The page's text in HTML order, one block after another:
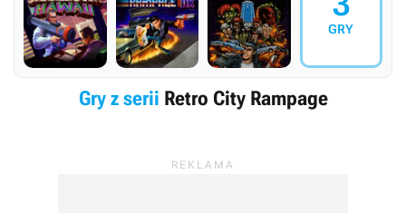
GRY
Gry z serii Retro City Rampage